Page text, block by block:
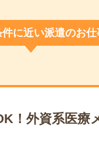
に近い派遣のお仕
！外資系医療